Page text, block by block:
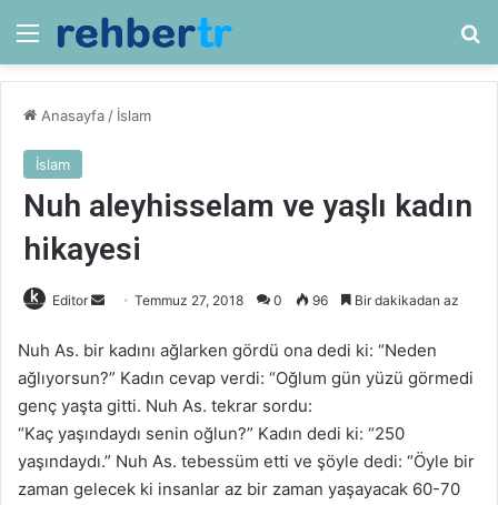
Menü
Anasayfa / İslam
İslam
Nuh aleyhisselam ve yaşlı kadın
hikayesi
Editor
Bir
posta
göndermek
Temmuz 27, 2018 0 96 Bir dakikadan az
Nuh As. bir kadını ağlarken gördü ona dedi ki: “Neden
ağlıyorsun?” Kadın cevap verdi: “Oğlum gün yüzü görmedi
genç yaşta gitti. Nuh As. tekrar sordu:
“Kaç yaşındaydı senin oğlun?” Kadın dedi ki: “250
yaşındaydı.” Nuh As. tebessüm etti ve şöyle dedi: “Öyle bir
zaman gelecek ki insanlar az bir zaman yaşayacak 60-70